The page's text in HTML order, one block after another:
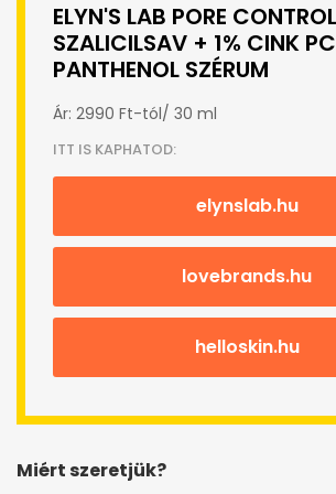
ELYN'S LAB PORE
SZALICILSAV + 1% CINK
PANTHENOL SZÉRUM
Ár: 2990 Ft-tól/ 30 ml
ITT IS KAPHATOD:
elynslab.hu
lovebrands.hu
helloskin.hu
Miért szeretjük?